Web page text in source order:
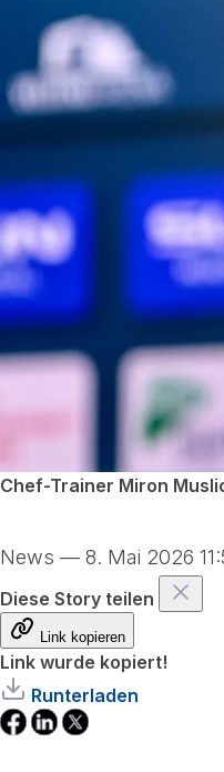
Chef-Trainer Miron
News — 8. Mai 2026
Diese Story teilen
Link kopieren
Link wurde kopiert!
Runterladen